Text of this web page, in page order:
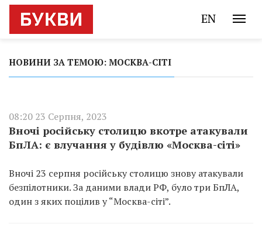
EN
НОВИНИ ЗА ТЕМОЮ: МОСКВА-СІТІ
08:20 23 Серпня, 2023
Вночі російську столицю вкотре атакували
БпЛА: є влучання у будівлю «Москва-сіті»
Вночі 23 серпня російську столицю знову атакували
безпілотники. За даними влади РФ, було три БпЛА,
один з яких поцілив у “Москва-сіті”.